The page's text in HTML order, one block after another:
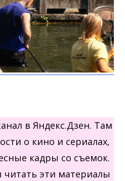
в Яндекс.Дзен. Там
о кино и сериалах,
кадры со съемок.
эти материалы